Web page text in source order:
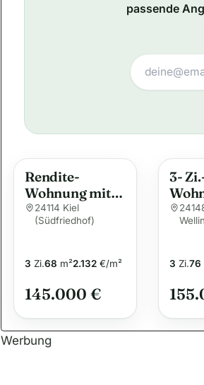
passende
Rendite-
Wohnung mit
Balkon am
Südfriedhof
24114 Kiel
(Südfriedhof)
3 Zi.68 m²2.132 €/m²
145.000 €
3-
Kiel-
3 Zi.76
Werbung